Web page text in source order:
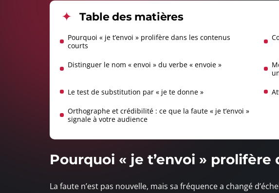
Table des matières
Pourquoi « je t’envoi » prolifère dans les contenus
courts
Distinguer le nom « envoi » du verbe « envoie »
Le test de substitution par « je te donne »
Orthographe et crédibilité : ce que la faute « je t’envoi »
signale à votre audience
Pourquoi « je t’envoi »
La faute n’est pas nouvelle, mais sa fréquence a changé